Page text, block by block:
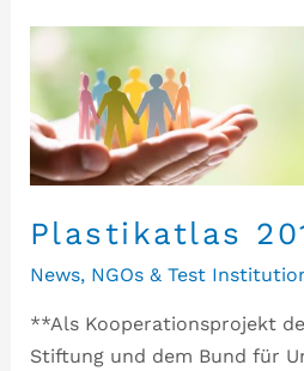
Plastikatlas
News, NGOs & Test
**Als Kooperationsprojekt
Stiftung und dem Bund für